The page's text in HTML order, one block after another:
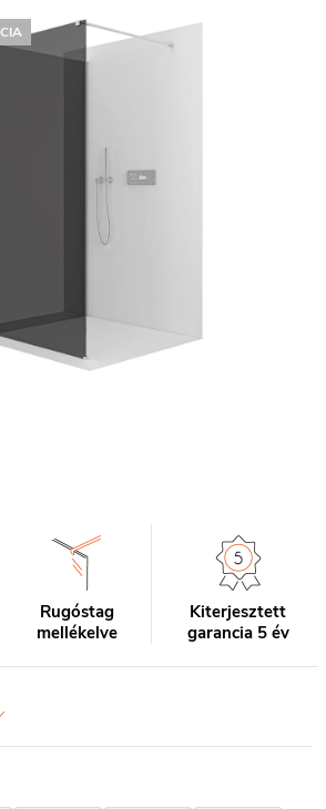
Rugóstag
mellékelve
Kiterjesztett
garancia 5 év